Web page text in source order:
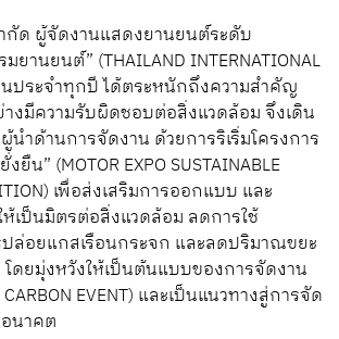
กัด ผู้จัดงานแสดงยานยนต์ระดับ
ยานยนต์” (THAILAND INTERNATIONAL
ป็นประจำทุกปี ได้ตระหนักถึงความสำคัญ
งมีความรับผิดชอบต่อสิ่งแวดล้อม จึงเดิน
ำด้านการจัดงาน ด้วยการริเริ่มโครงการ
ยืน” (MOTOR EXPO SUSTAINABLE
เพื่อส่งเสริมการออกแบบ และ
เป็นมิตรต่อสิ่งแวดล้อม ลดการใช้
ล่อยแกสเรือนกระจก และลดปริมาณขยะ
โดยมุ่งหวังให้เป็นต้นแบบของการจัดงาน
EVENT) และเป็นแนวทางสู่การจัด
นาคต